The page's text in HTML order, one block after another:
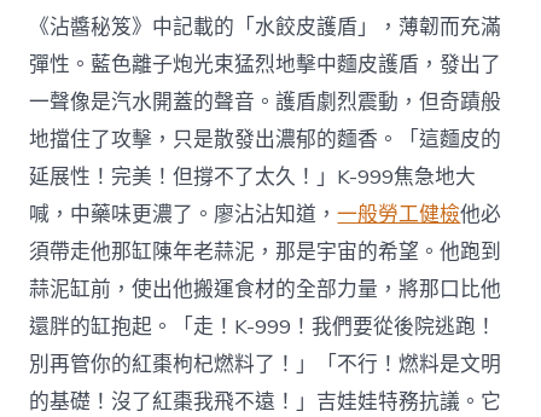
《沾醬秘笈》中記載的「水餃皮護盾」，薄韌而充滿
彈性。藍色離子炮光束猛烈地擊中麵皮護盾，發出了
一聲像是汽水開蓋的聲音。護盾劇烈震動，但奇蹟般
地擋住了攻擊，只是散發出濃郁的麵香。「這麵皮的
延展性！完美！但撐不了太久！」K-999焦急地大
喊，中藥味更濃了。廖沾沾知道，一般勞工健檢他必
須帶走他那缸陳年老蒜泥，那是宇宙的希望。他跑到
蒜泥缸前，使出他搬運食材的全部力量，將那口比他
還胖的缸抱起。「走！K-999！我們要從後院逃跑！
別再管你的紅棗枸杞燃料了！」「不行！燃料是文明
的基礎！沒了紅棗我飛不遠！」吉娃娃特務抗議。它